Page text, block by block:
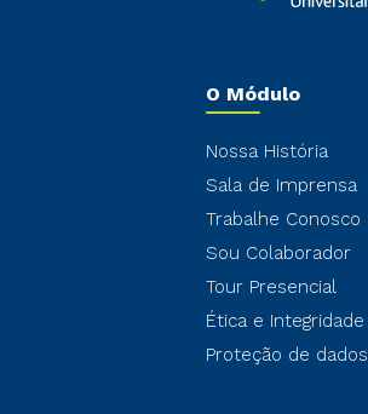
O Módulo
Nossa História
Sala de Imprensa
Trabalhe Conosco
Sou Colaborador
Tour Presencial
Ética e Integridade
Proteção de dados